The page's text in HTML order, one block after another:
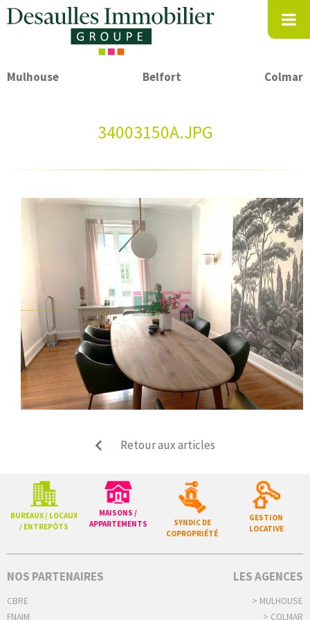
Mulhouse Belfort Colmar
34003150A.JPG
Retour aux articles
BUREAUX / LOCAUX
/ ENTREPÔTS
MAISONS /
APPARTEMENTS
SYNDIC DE
COPROPRIÉTÉ
GESTION
LOCATIVE
NOS PARTENAIRES
CBRE
FNAIM
LES AGENCES
> MULHOUSE
> COLMAR